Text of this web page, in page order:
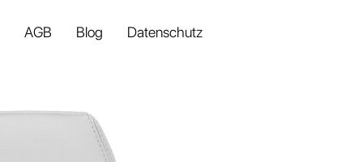
AGB Blog Datenschutz